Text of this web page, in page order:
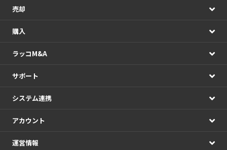
売却
購入
ラッコM&A
サポート
システム連携
アカウント
運営情報